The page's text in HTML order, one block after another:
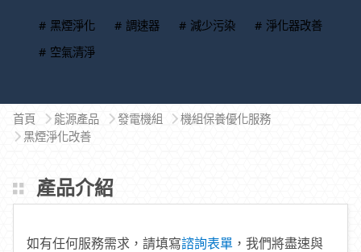
# 黑煙淨化 # 調速器 # 減少污染
# 淨化器改善
# 空氣清淨
首頁 能源產品 發電機組
機組保養優化服務
黑煙淨化改善
產品介紹
如有任何服務需求，請填寫諮詢表單 ，我們將盡速與